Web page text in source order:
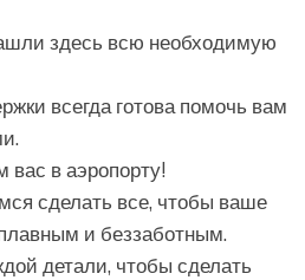
здесь всю необходимую
всегда готова помочь вам
вас в аэропорту!
сделать все, чтобы ваше
и беззаботным.
детали, чтобы сделать